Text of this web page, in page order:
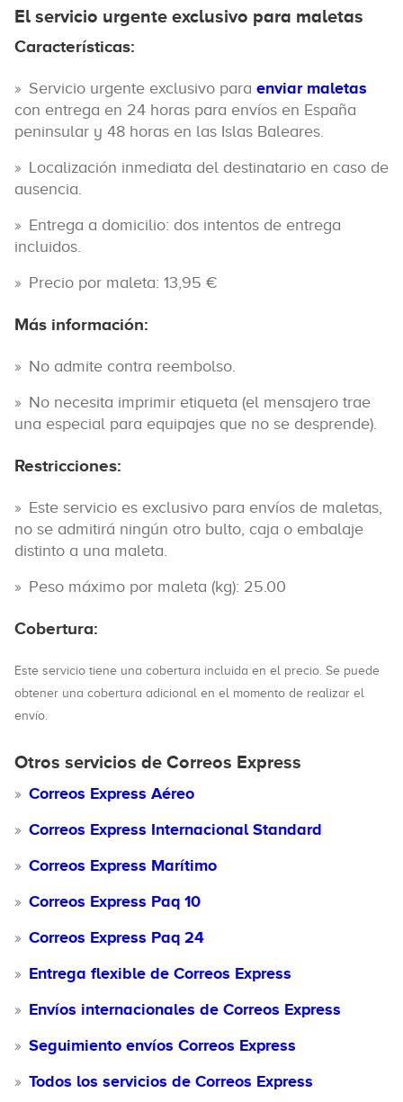
El servicio urgente exclusivo para maletas
Características:
Servicio urgente exclusivo para enviar maletas
con entrega en 24 horas para envíos en España
peninsular y 48 horas en las Islas Baleares.
Localización inmediata del destinatario en caso de
ausencia.
Entrega a domicilio: dos intentos de entrega
incluidos.
Precio por maleta: 13,95 €
Más información:
No admite contra reembolso.
No necesita imprimir etiqueta (el mensajero trae
una especial para equipajes que no se desprende).
Restricciones:
Este servicio es exclusivo para envíos de maletas,
no se admitirá ningún otro bulto, caja o embalaje
distinto a una maleta.
Peso máximo por maleta (kg): 25.00
Cobertura:
Este servicio tiene una cobertura incluida en el precio. Se puede
obtener una cobertura adicional en el momento de realizar el
envío.
Otros servicios de Correos Express
Correos Express Aéreo
Correos Express Internacional Standard
Correos Express Marítimo
Correos Express Paq 10
Correos Express Paq 24
Entrega flexible de Correos Express
Envíos internacionales de Correos Express
Seguimiento envíos Correos Express
Todos los servicios de Correos Express